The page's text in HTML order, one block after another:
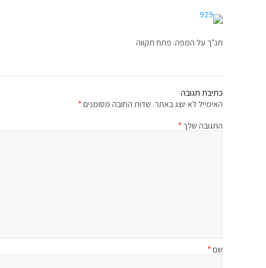
תנ"ך על המפה: פתח תקווה
כתיבת תגובה
האימייל לא יוצג באתר. שדות החובה מסומנים*
התגובה שלך*
שם*